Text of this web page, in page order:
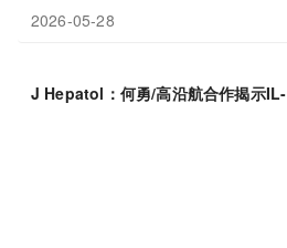
2026-05-28
J Hepatol：何勇/高沿航合作揭示IL-